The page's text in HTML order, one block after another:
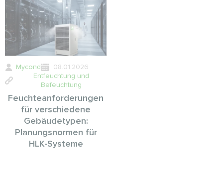
Mycond
08.01.2026
Entfeuchtung und
Befeuchtung
Feuchteanforderungen
für verschiedene
Gebäudetypen:
Planungsnormen für
HLK-Systeme